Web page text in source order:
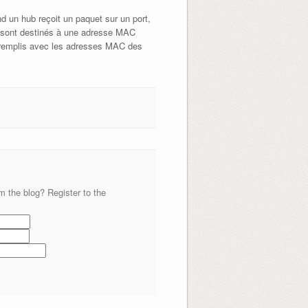
un hub reçoit un paquet sur un port,
destinés à une adresse MAC
avec les adresses MAC des
the blog? Register to the